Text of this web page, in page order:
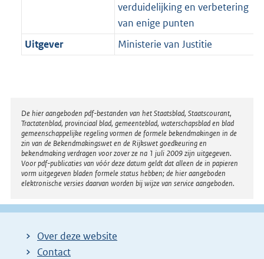
verduidelijking en verbetering
van enige punten
Uitgever
Ministerie van Justitie
Disclaimer
De hier aangeboden pdf-bestanden van het Staatsblad, Staatscourant,
Tractatenblad, provinciaal blad, gemeenteblad, waterschapsblad en blad
gemeenschappelijke regeling vormen de formele bekendmakingen in de
zin van de Bekendmakingswet en de Rijkswet goedkeuring en
bekendmaking verdragen voor zover ze na 1 juli 2009 zijn uitgegeven.
Voor pdf-publicaties van vóór deze datum geldt dat alleen de in papieren
vorm uitgegeven bladen formele status hebben; de hier aangeboden
elektronische versies daarvan worden bij wijze van service aangeboden.
Over deze website
Contact